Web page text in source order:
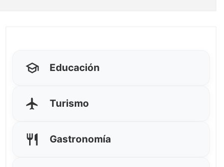
Educación
Turismo
Gastronomía